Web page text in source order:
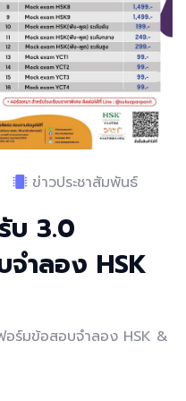
ข่าวประชาสัมพันธ์
บ 3.0
ำลอง HSK
ร์มข้อสอบจำลอง HSK &